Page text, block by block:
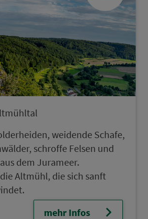
weidende Schafe,
schroffe Felsen und
dem Jurameer.
Altmühl, die sich sanft
mehr Infos